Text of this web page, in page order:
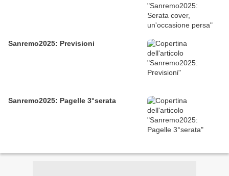
Sanremo2025: Previsioni
Sanremo2025: Pagelle 3°serata